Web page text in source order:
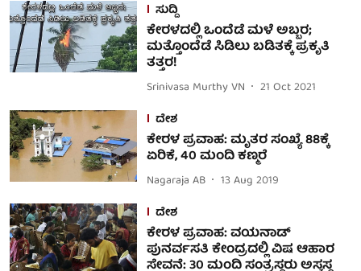
ಸುದ್ದಿ
ಕೇರಳದಲ್ಲಿ ಒಂದೆಡೆ ಮಳೆ ಅಬ್ಬರ;
ಮತ್ತೊಂದೆಡೆ ಸಿಡಿಲು ಬಡಿತಕ್ಕೆ ಪ್ರಕೃತಿ
ತತ್ತರ!
Srinivasa Murthy VN
21 Oct 2021
ದೇಶ
ಕೇರಳ ಪ್ರವಾಹ: ಮೃತರ ಸಂಖ್ಯೆ 88ಕ್ಕೆ
ಏರಿಕೆ, 40 ಮಂದಿ ಕಣ್ಮರೆ
Nagaraja AB
13 Aug 2019
ದೇಶ
ಕೇರಳ ಪ್ರವಾಹ: ವಯನಾಡ್
ಪುನರ್ವಸತಿ ಕೇಂದ್ರದಲ್ಲಿ ವಿಷ ಆಹಾರ
ಸೇವನೆ: 30 ಮಂದಿ ಸಂತ್ರಸ್ಥರು ಅಸ್ವಸ್ಥ